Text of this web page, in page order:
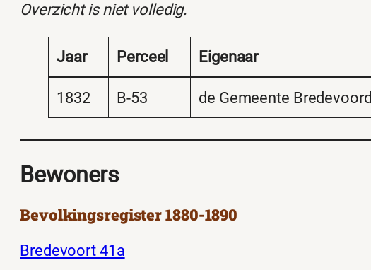
Overzicht is niet volledig.
Jaar Perceel Eigenaar
1832 B-53 de Gemeente Bredevoord
Bewoners
Bevolkingsregister 1880-1890
Bredevoort 41a